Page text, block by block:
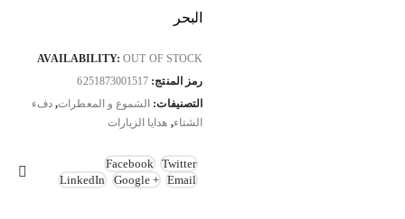
البحر
AVAILABILITY:OUT OF STOCK
رمز المنتج: 6251873001517
التصنيفات: الشموع و المعطرات, دفء
الشتاء, هدايا الزيارات
Facebook
Twitter
LinkedIn
Google + Email